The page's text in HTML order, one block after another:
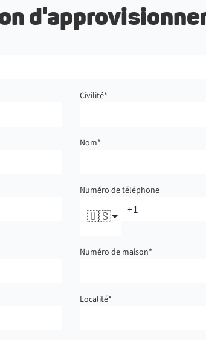
Civilité*
Nom*
Numéro de téléphone
🇺🇸
Numéro de maison*
Localité*